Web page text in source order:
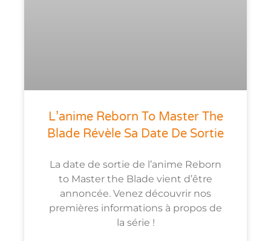
L’anime Reborn To Master The
Blade Révèle Sa Date De Sortie
La date de sortie de l’anime Reborn
to Master the Blade vient d’être
annoncée. Venez découvrir nos
premières informations à propos de
la série !